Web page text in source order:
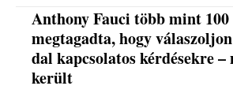
Anthony Fauci több mint
megtagadta, hogy
dal kapcsolatos kérdésekre –
került